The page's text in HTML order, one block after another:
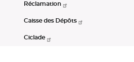
Réclamation
Caisse des Dépôts
Ciclade